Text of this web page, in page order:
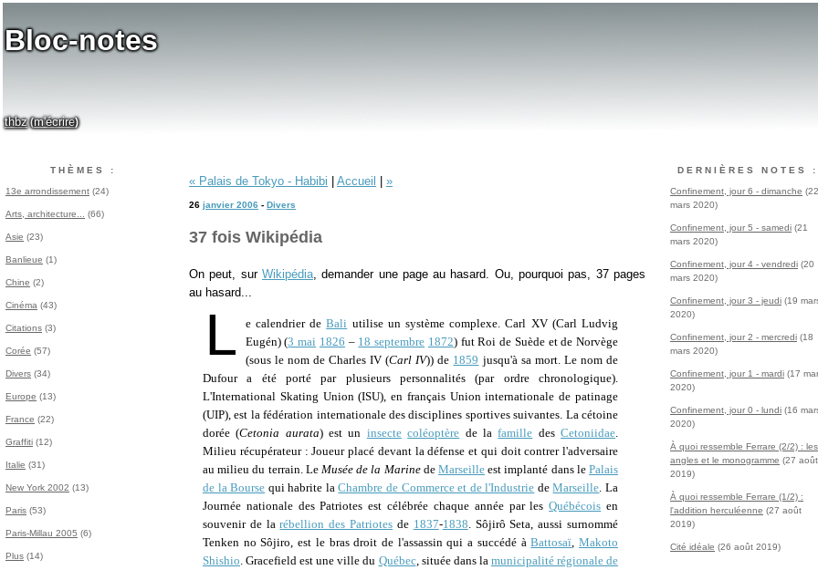
Bloc-notes
thbz(m'écrire)
THÈMES :
13e arrondissement (24)
Arts, architecture... (66)
Asie (23)
Banlieue (1)
Chine (2)
Cinéma (43)
Citations (3)
Corée (57)
Divers (34)
Europe (13)
France (22)
Graffiti (12)
Italie (31)
New York 2002 (13)
Paris (53)
Paris-Millau 2005 (6)
Plus (14)
« Palais de Tokyo - Habibi Accueil »
26 janvier 2006 - Divers
37 fois Wikipédia
On peut, sur Wikipédia, demander une page au hasard. Ou, pourquoi pas, 37 pages
au hasard...
L e calendrier deBali utilise un système complexe. Carl XV (Carl Ludvig
Eugén) (3 mai 1826 – 18 septembre 1872) fut Roi de Suède et de Norvège
(sous le nom de Charles IV (Carl IV)) de 1859 jusqu'à sa mort. Le nom de
Dufour a été porté par plusieurs personnalités (par ordre chronologique).
L'International Skating Union (ISU), en français Union internationale de patinage
(UIP), est la fédération internationale des disciplines sportives suivantes. La cétoine
dorée (Cetonia aurata) est un insecte coléoptère de lafamille desCetoniidae
Milieu récupérateur : Joueur placé devant la défense et qui doit contrer l'adversaire
au milieu du terrain. Le Musée de la MarinedeMarseille est implanté dans lePalais
de la Bourse qui habrite laChambre de Commerce et de l'Industrie deMarseille . La
Journée nationale des Patriotes est célébrée chaque année par lesQuébécois en
souvenir de larébellion des Patriotes de 1837-1838 . Sôjirô Seta, aussi surnommé
Tenken no Sôjiro, est le bras droit de l'assassin qui a succédé àBattosaï ,Makoto
Shishio . Gracefield est une ville du Québec, située dans la municipalité régionale de
DERNIÈRES NOTES :
Confinement, jour 6 - dimanche (22
mars 2020)
Confinement, jour 5 - samedi (21
mars 2020)
Confinement, jour 4 - vendredi (20
mars 2020)
Confinement, jour 3 - jeudi (19
2020)
Confinement, jour 2 - mercredi (18
mars 2020)
Confinement, jour 1 - mardi (17
2020)
Confinement, jour 0 - lundi (16
2020)
À quoi ressemble Ferrare (2/2) : les
angles et le monogramme (27 août
2019)
À quoi ressemble Ferrare (1/2) :
l'addition herculéenne (27 août
2019)
Cité idéale (26 août 2019)